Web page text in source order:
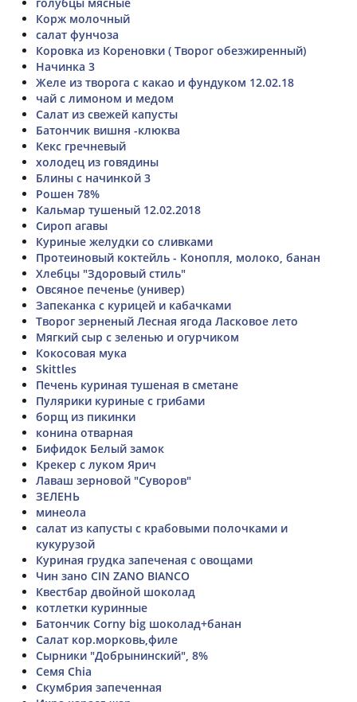
Корж молочный
салат фунчоза
Коровка из Кореновки ( Творог обезжиренный)
Начинка 3
Желе из творога с какао и фундуком 12.02.18
чай с лимоном и медом
Салат из свежей капусты
Батончик вишня -клюква
Кекс гречневый
холодец из говядины
Блины с начинкой 3
Рошен 78%
Кальмар тушеный 12.02.2018
Сироп агавы
Куриные желудки со сливками
Протеиновый коктейль - Конопля, молоко, банан
Хлебцы "Здоровый стиль"
Овсяное печенье (универ)
Запеканка с курицей и кабачками
Творог зерненый Лесная ягода Ласковое лето
Мягкий сыр с зеленью и огурчиком
Кокосовая мука
Skittles
Печень куриная тушеная в сметане
Пулярики куриные с грибами
борщ из пикинки
конина отварная
Бифидок Белый замок
Крекер с луком Ярич
Лаваш зерновой "Суворов"
ЗЕЛЕНЬ
минеола
салат из капусты с крабовыми полочками и
кукурузой
Куриная грудка запеченая с овощами
Чин зано CIN ZANO BIANCO
Квестбар двойной шоколад
котлетки куринные
Батончик Corny big шоколад+банан
Салат кор.морковь,филе
Сырники "Добрынинский", 8%
Семя Chia
Скумбрия запеченная